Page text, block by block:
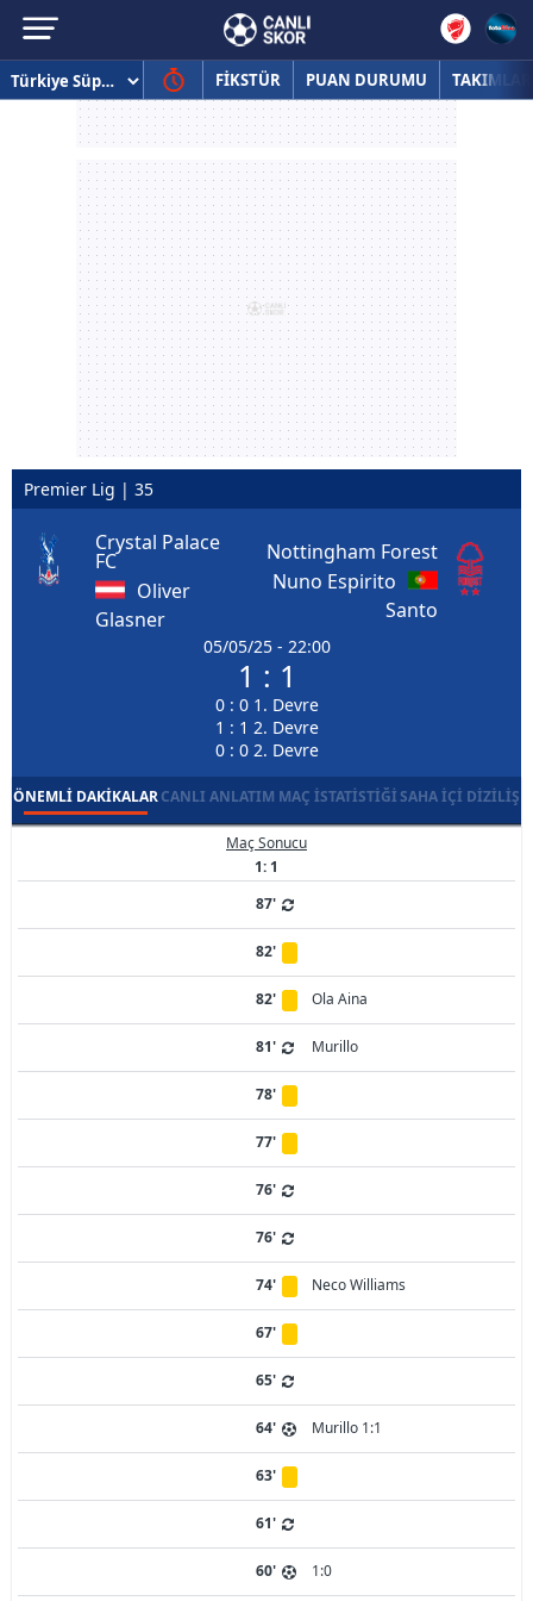
FİKSTÜR PUAN DURUMU TAKIMLAR
Premier Lig | 35
Crystal Palace
FC
Oliver
Glasner
05/05/25 - 22:00
1 : 1
0 : 0 1. Devre
1 : 1 2. Devre
0 : 0 2. Devre
Nottingham Forest
Nuno Espirito
Santo
ÖNEMLI DAKIKALARCANLI ANLATIM MAÇ İSTATISTIĞISAHA İÇI DIZILIŞ
Maç Sonucu
1: 1
87'
82'
82' Ola Aina
81' Murillo
78'
77'
76'
76'
74' Neco Williams
67'
65'
64' Murillo 1:1
63'
61'
60' 1:0